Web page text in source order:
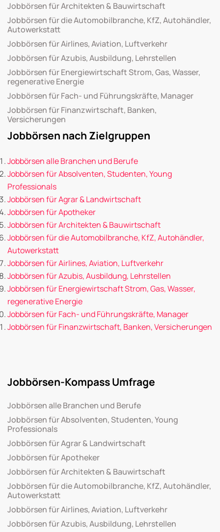
Jobbörsen für Architekten & Bauwirtschaft
Jobbörsen für die Automobilbranche, KfZ, Autohändler,
Autowerkstatt
Jobbörsen für Airlines, Aviation, Luftverkehr
Jobbörsen für Azubis, Ausbildung, Lehrstellen
Jobbörsen für Energiewirtschaft Strom, Gas, Wasser,
regenerative Energie
Jobbörsen für Fach- und Führungskräfte, Manager
Jobbörsen für Finanzwirtschaft, Banken,
Versicherungen
Jobbörsen nach Zielgruppen
Jobbörsen alle Branchen und Berufe
Jobbörsen für Absolventen, Studenten, Young
Professionals
Jobbörsen für Agrar & Landwirtschaft
Jobbörsen für Apotheker
Jobbörsen für Architekten & Bauwirtschaft
Jobbörsen für die Automobilbranche, KfZ, Autohändler,
Autowerkstatt
Jobbörsen für Airlines, Aviation, Luftverkehr
Jobbörsen für Azubis, Ausbildung, Lehrstellen
Jobbörsen für Energiewirtschaft Strom, Gas, Wasser,
regenerative Energie
Jobbörsen für Fach- und Führungskräfte, Manager
Jobbörsen für Finanzwirtschaft, Banken, Versicherungen
Jobbörsen-Kompass Umfrage
Jobbörsen alle Branchen und Berufe
Jobbörsen für Absolventen, Studenten, Young
Professionals
Jobbörsen für Agrar & Landwirtschaft
Jobbörsen für Apotheker
Jobbörsen für Architekten & Bauwirtschaft
Jobbörsen für die Automobilbranche, KfZ, Autohändler,
Autowerkstatt
Jobbörsen für Airlines, Aviation, Luftverkehr
Jobbörsen für Azubis, Ausbildung, Lehrstellen